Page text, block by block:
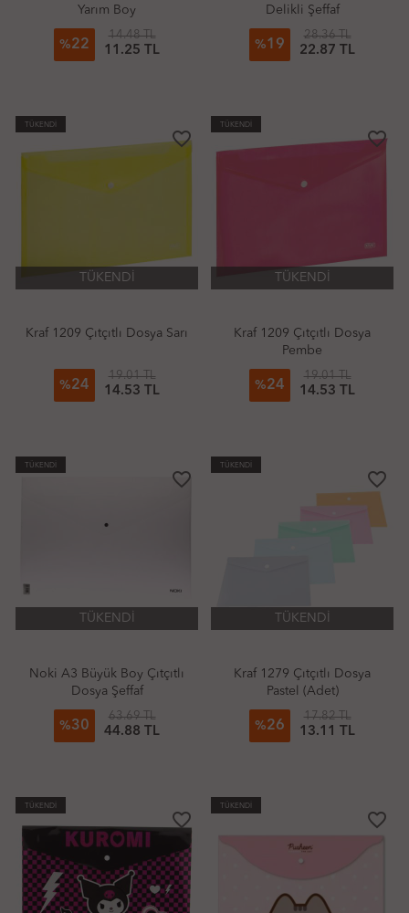
Yarım Boy
%22
14.48 TL
11.25 TL
Delikli Şeffaf
%19
28.36 TL
22.87 TL
TÜKENDİ
favorite_border
TÜKENDİ
Kraf 1209 Çıtçıtlı Dosya Sarı
%24
19.01 TL
14.53 TL
TÜKENDİ
favorite_border
TÜKENDİ
Kraf 1209 Çıtçıtlı Dosya
Pembe
%24
19.01 TL
14.53 TL
TÜKENDİ
favorite_border
TÜKENDİ
Noki A3 Büyük Boy Çıtçıtlı
Dosya Şeffaf
%30
63.69 TL
44.88 TL
TÜKENDİ
favorite_border
TÜKENDİ
Kraf 1279 Çıtçıtlı Dosya
Pastel (Adet)
%26
17.82 TL
13.11 TL
TÜKENDİ
favorite_border
TÜKENDİ
favorite_border